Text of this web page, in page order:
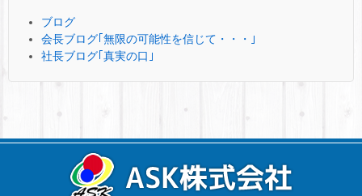
ブログ
会長ブログ｢無限の可能性を信じて・・・｣
社長ブログ｢真実の口｣